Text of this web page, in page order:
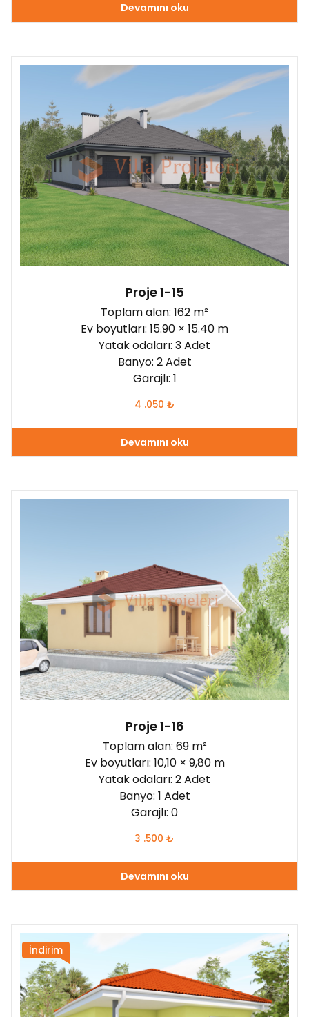
daha 6(0)
Şantiye yönü:
Devamını oku
Proje 1-15
Toplam alan: 162 m²
Ev boyutları: 15.90 × 15.40 m
Yatak odaları: 3 Adet
Banyo: 2 Adet
Garajlı: 1
4 .050 ₺
Devamını oku
Proje 1-16
Toplam alan: 69 m²
Ev boyutları: 10,10 × 9,80 m
Yatak odaları: 2 Adet
Banyo: 1 Adet
Garajlı: 0
3 .500 ₺
Devamını oku
İndirim